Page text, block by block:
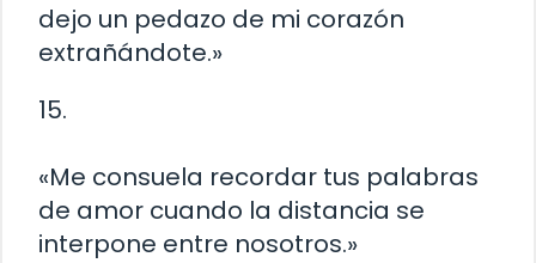
dejo un pedazo de mi corazón
extrañándote.»
15.
«Me consuela recordar tus palabras
de amor cuando la distancia se
interpone entre nosotros.»